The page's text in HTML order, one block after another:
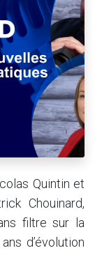
Quintin et
Chouinard,
filtre sur la
d’évolution